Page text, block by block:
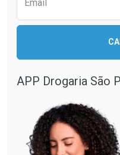
Email
APP Drogaria São